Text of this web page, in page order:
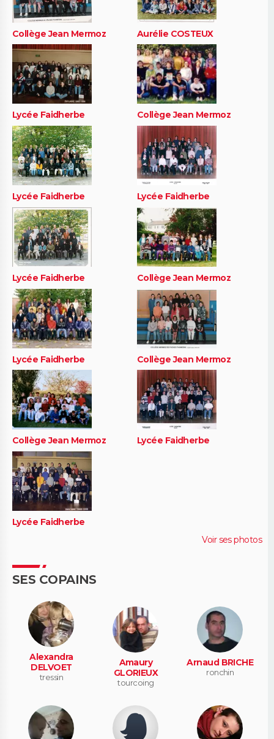
Collège Jean Mermoz Aurélie COSTEUX
Lycée Faidherbe Collège Jean Mermoz
Lycée Faidherbe Lycée Faidherbe
Lycée Faidherbe Collège Jean Mermoz
Lycée Faidherbe Collège Jean Mermoz
Collège Jean Mermoz Lycée Faidherbe
Lycée Faidherbe
Voir ses photos
SES COPAINS
Alexandra
DELVOET
tressin
Amaury
GLORIEUX
tourcoing
Arnaud BRICHE
ronchin